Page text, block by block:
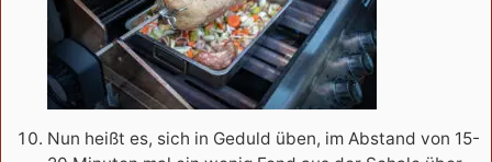
Nun heißt es, sich in Geduld üben, im Abstand von 15-